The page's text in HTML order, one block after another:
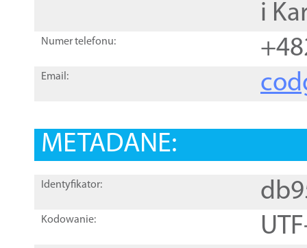
i
Numer telefonu:
Email:
METADANE:
Identyfikator:
Kodowanie: